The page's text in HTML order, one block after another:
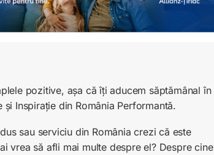
pozitive, așa că îți aducem săptămânal în
Inspirație din România Performantă.
sau serviciu din România crezi că este
vrea să afli mai multe despre el? Despre cine